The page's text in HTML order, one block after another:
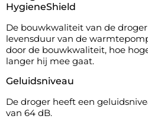
HygieneShield
De bouwkwaliteit van de
levensduur van de
door de bouwkwaliteit, hoe
langer hij mee gaat.
Geluidsniveau
De droger heeft een
van 64 dB.